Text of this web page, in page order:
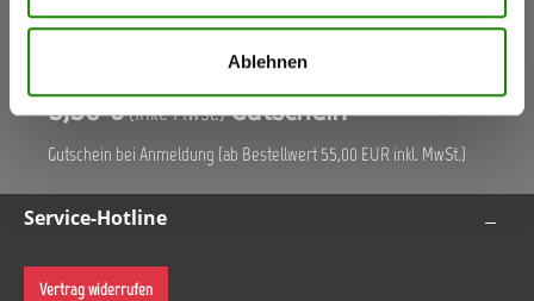
Ablehnen
verpassen!
5,50 €(Inkl. Mwst.)Gutschein
Gutschein bei Anmeldung (ab Bestellwert 55,00 EUR inkl. MwSt.)
Service-Hotline
Vertrag widerrufen